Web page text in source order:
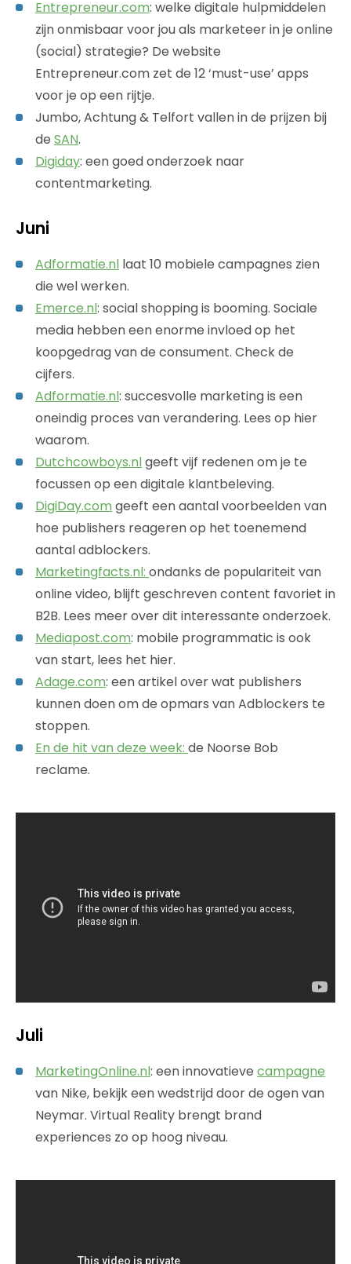
Entrepreneur.com: welke digitale hulpmiddelen
zijn onmisbaar voor jou als marketeer in je online
(social) strategie? De website
Entrepreneur.com zet de 12 ‘must-use’ apps
voor je op een rijtje.
Jumbo, Achtung & Telfort vallen in de prijzen bij
de SAN.
Digiday: een goed onderzoek naar
contentmarketing.
Juni
Adformatie.nl laat 10 mobiele campagnes zien
die wel werken.
Emerce.nl: social shopping is booming. Sociale
media hebben een enorme invloed op het
koopgedrag van de consument. Check de
cijfers.
Adformatie.nl: succesvolle marketing is een
oneindig proces van verandering. Lees op hier
waarom.
Dutchcowboys.nlgeeft vijf redenen om je te
focussen op een digitale klantbeleving.
DigiDay.com geeft een aantal voorbeelden van
hoe publishers reageren op het toenemend
aantal adblockers.
Marketingfacts.nl: ondanks de populariteit van
online video, blijft geschreven content favoriet in
B2B. Lees meer over dit interessante onderzoek.
Mediapost.com: mobile programmatic is ook
van start, lees het hier.
Adage.com: een artikel over wat publishers
kunnen doen om de opmars van Adblockers te
stoppen.
En de hit van deze week: de Noorse Bob
reclame.
Juli
MarketingOnline.nl: een innovatieve campagne
van Nike, bekijk een wedstrijd door de ogen van
Neymar. Virtual Reality brengt brand
experiences zo op hoog niveau.